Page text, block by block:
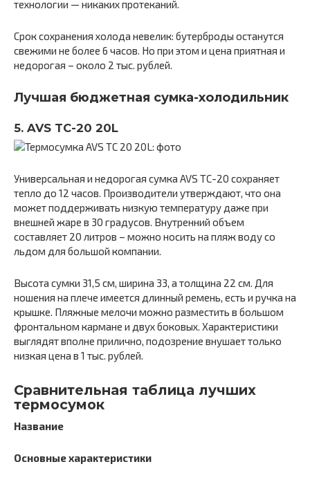
технологии — никаких протеканий.
Срок сохранения холода невелик: бутерброды останутся
свежими не более 6 часов. Но при этом и цена приятная и
недорогая – около 2 тыс. рублей.
Лучшая бюджетная сумка-холодильник
5. AVS TC-20 20L
Универсальная и недорогая сумка AVS TC-20 сохраняет
тепло до 12 часов. Производители утверждают, что она
может поддерживать низкую температуру даже при
внешней жаре в 30 градусов. Внутренний объем
составляет 20 литров – можно носить на пляж воду со
льдом для большой компании.
Высота сумки 31,5 см, ширина 33, а толщина 22 см. Для
ношения на плече имеется длинный ремень, есть и ручка на
крышке. Пляжные мелочи можно разместить в большом
фронтальном кармане и двух боковых. Характеристики
выглядят вполне прилично, подозрение внушает только
низкая цена в 1 тыс. рублей.
Сравнительная таблица лучших
термосумок
Название
Основные характеристики